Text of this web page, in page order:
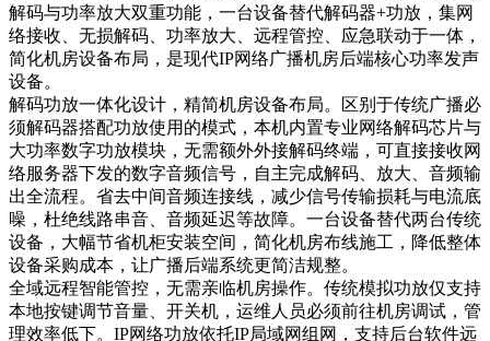
解码与功率放大双重功能，一台设备替代解码器+功放，集网
络接收、无损解码、功率放大、远程管控、应急联动于一体，
简化机房设备布局，是现代IP网络广播机房后端核心功率发声
设备。
解码功放一体化设计，精简机房设备布局。区别于传统广播必
须解码器搭配功放使用的模式，本机内置专业网络解码芯片与
大功率数字功放模块，无需额外外接解码终端，可直接接收网
络服务器下发的数字音频信号，自主完成解码、放大、音频输
出全流程。省去中间音频连接线，减少信号传输损耗与电流底
噪，杜绝线路串音、音频延迟等故障。一台设备替代两台传统
设备，大幅节省机柜安装空间，简化机房布线施工，降低整体
设备采购成本，让广播后端系统更简洁规整。
全域远程智能管控，无需亲临机房操作。传统模拟功放仅支持
本地按键调节音量、开关机，运维人员必须前往机房调试，管
理效率低下。IP网络功放依托IP局域网组网，支持后台软件远